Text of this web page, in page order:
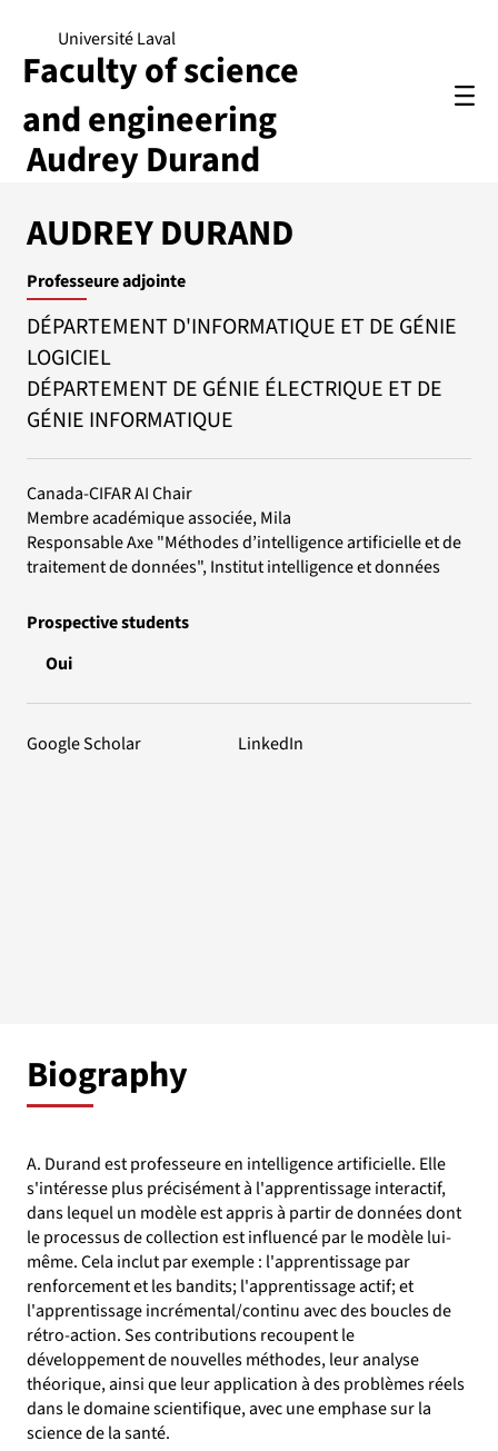
Audrey Durand
Université Laval
Faculty of science
and engineering
AUDREY DURAND
Professeure adjointe
DÉPARTEMENT D'INFORMATIQUE ET DE GÉNIE
LOGICIEL
DÉPARTEMENT DE GÉNIE ÉLECTRIQUE ET DE
GÉNIE INFORMATIQUE
Canada-CIFAR AI Chair
Membre académique associée, Mila
Responsable Axe "Méthodes d’intelligence artificielle et de
traitement de données", Institut intelligence et données
Prospective students
Oui
Google Scholar LinkedIn
Biography
A. Durand est professeure en intelligence artificielle. Elle
s'intéresse plus précisément à l'apprentissage interactif,
dans lequel un modèle est appris à partir de données dont
le processus de collection est influencé par le modèle lui-
même. Cela inclut par exemple : l'apprentissage par
renforcement et les bandits; l'apprentissage actif; et
l'apprentissage incrémental/continu avec des boucles de
rétro-action. Ses contributions recoupent le
développement de nouvelles méthodes, leur analyse
théorique, ainsi que leur application à des problèmes réels
dans le domaine scientifique, avec une emphase sur la
science de la santé.